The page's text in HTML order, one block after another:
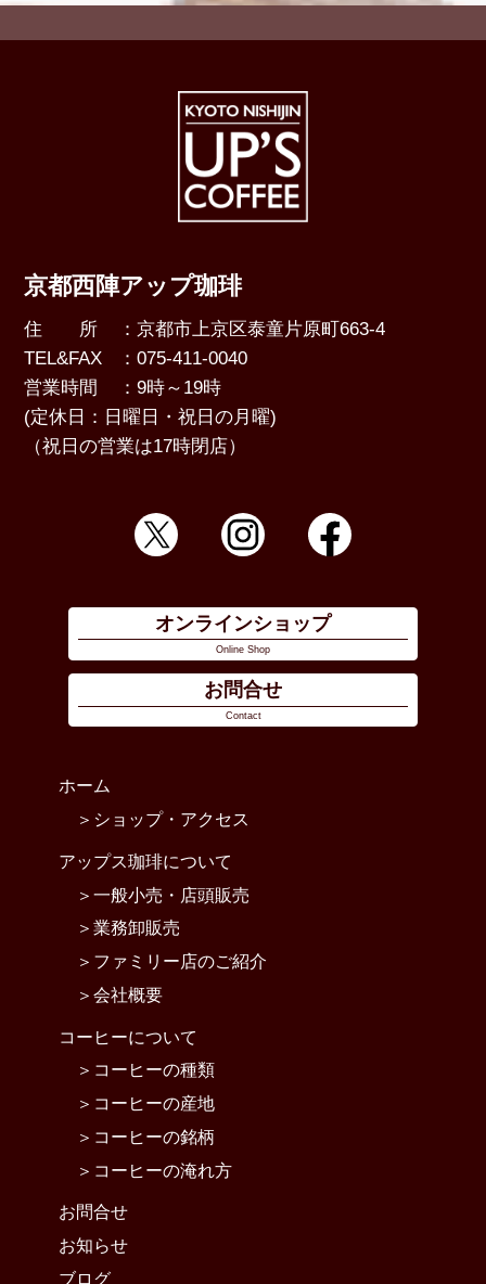
京都西陣アップ珈琲
住 所
：京都市上京区泰童片原町663-4
TEL&FAX
：075-411-0040
営業時間
：9時～19時
(定休日：日曜日・祝日の月曜)
（祝日の営業は17時閉店）
オンラインショップ
Online Shop
お問合せ
Contact
ホーム
ショップ・アクセス
アップス珈琲について
一般小売・店頭販売
業務卸販売
ファミリー店のご紹介
会社概要
コーヒーについて
コーヒーの種類
コーヒーの産地
コーヒーの銘柄
コーヒーの淹れ方
お問合せ
お知らせ
ブログ